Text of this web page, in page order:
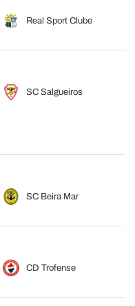
Real Sport Clube
SC Salgueiros
SC Beira Mar
CD Trofense